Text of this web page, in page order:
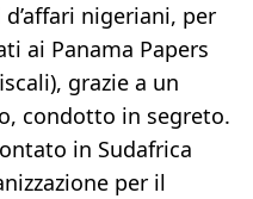
nigeriani, per
ai Panama Papers
grazie a un
condotto in segreto.
in Sudafrica
per il